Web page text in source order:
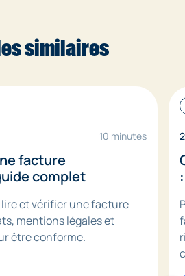
similaires
10 minutes
facture
complet
et vérifier une facture
mentions légales et
être conforme.